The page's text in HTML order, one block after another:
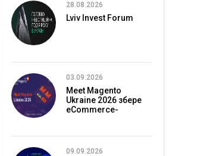
28.08.2026
Lviv Invest Forum
03.09.2026
Meet Magento
Ukraine 2026 збере
eCommerce-
09.09.2026